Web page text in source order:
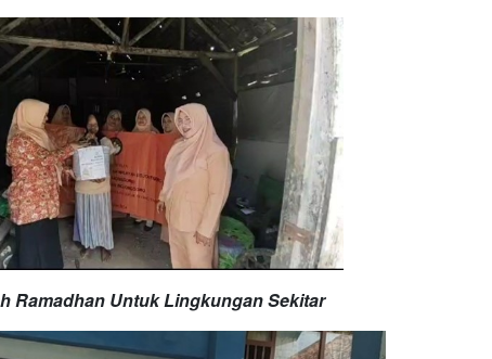
Ramadhan Untuk Lingkungan Sekitar